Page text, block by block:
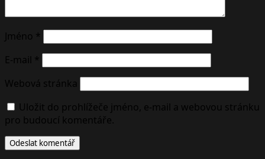
Jméno *
E-mail *
Webová stránka
Uložit do prohlížeče jméno, e-mail a webovou stránku
pro budoucí komentáře.